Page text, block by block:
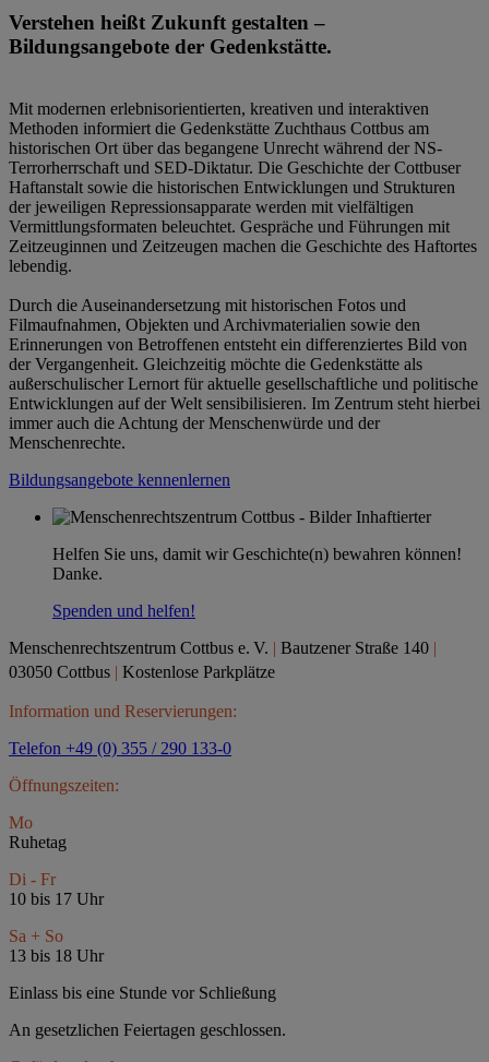
Verstehen heißt Zukunft gestalten –
Bildungsangebote der Gedenkstätte.
Mit modernen erlebnisorientierten, kreativen und interaktiven
Methoden informiert die Gedenkstätte Zuchthaus Cottbus am
historischen Ort über das begangene Unrecht während der NS-
Terrorherrschaft und SED-Diktatur. Die Geschichte der Cottbuser
Haftanstalt sowie die historischen Entwicklungen und Strukturen
der jeweiligen Repressionsapparate werden mit vielfältigen
Vermittlungsformaten beleuchtet. Gespräche und Führungen mit
Zeitzeuginnen und Zeitzeugen machen die Geschichte des Haftortes
lebendig.
Durch die Auseinandersetzung mit historischen Fotos und
Filmaufnahmen, Objekten und Archivmaterialien sowie den
Erinnerungen von Betroffenen entsteht ein differenziertes Bild von
der Vergangenheit. Gleichzeitig möchte die Gedenkstätte als
außerschulischer Lernort für aktuelle gesellschaftliche und politische
Entwicklungen auf der Welt sensibilisieren. Im Zentrum steht hierbei
immer auch die Achtung der Menschenwürde und der
Menschenrechte.
Bildungsangebote kennenlernen
Helfen Sie uns, damit wir Geschichte(n) bewahren können!
Danke.
Spenden und helfen!
Menschenrechtszentrum Cottbus e. V. | Bautzener Straße 140 |
03050 Cottbus | Kostenlose Parkplätze
Information und Reservierungen:
Telefon +49 (0) 355 / 290 133-0
Öffnungszeiten:
Mo
Ruhetag
Di - Fr
10 bis 17 Uhr
Sa + So
13 bis 18 Uhr
Einlass bis eine Stunde vor Schließung
An gesetzlichen Feiertagen geschlossen.